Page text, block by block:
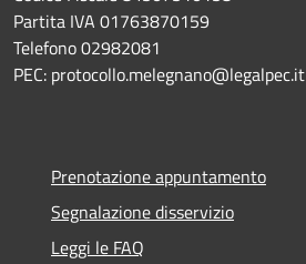
Partita IVA 01763870159
Telefono 02982081
PEC: protocollo.melegnano@legalpec.it
Prenotazione appuntamento
Segnalazione disservizio
Leggi le FAQ